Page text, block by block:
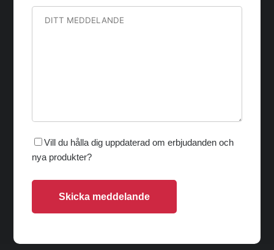
Vill du hålla dig uppdaterad om erbjudanden och
nya produkter?
Skicka meddelande